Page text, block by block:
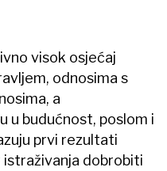
visok osjećaj
odnosima s
a
u budućnost, poslom i
prvi rezultati
dobrobiti